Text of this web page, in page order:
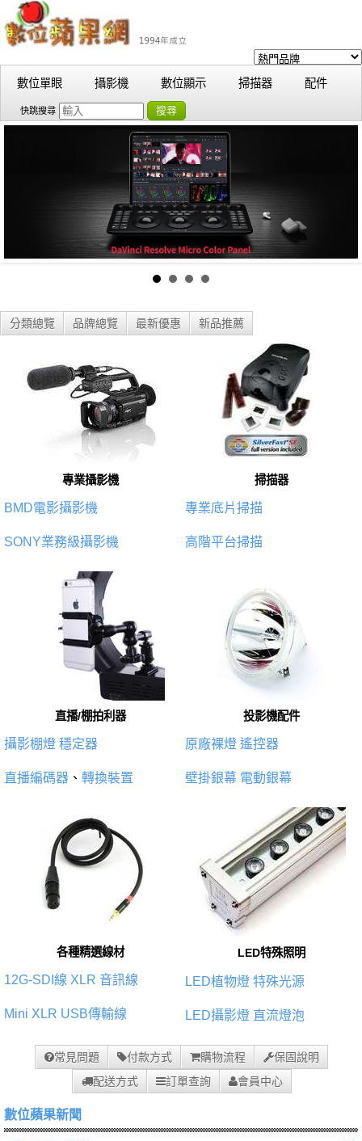
數位單眼 攝影機 數位顯示 掃描器 配件
快跳搜尋 搜尋
分類總覽 品牌總覽 最新優惠 新品推薦
專業攝影機
BMD電影攝影機
SONY業務級攝影機
掃描器
專業底片掃描
高階平台掃描
直播/棚拍利器
攝影棚燈 穩定器
直播編碼器 、 轉換裝置
投影機配件
原廠裸燈 遙控器
壁掛銀幕 電動銀幕
各種精選線材
12G-SDI線 XLR 音訊線
Mini XLR USB傳輸線
LED特殊照明
LED植物燈 特殊光源
LED攝影燈 直流燈泡
常見問題 付款方式 購物流程
保固說明
配送方式
訂單查詢 會員中心
數位蘋果新聞